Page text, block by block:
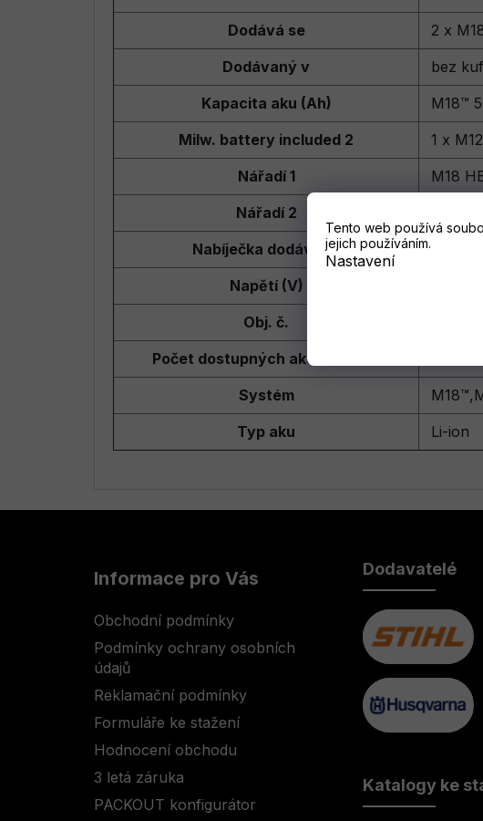
Tento web používá
jejich používáním.
Nastavení
Dodává se
2 x
Dodávaný v
bez
Kapacita aku (Ah)
M18™
Milw. battery included 2
1 x
Nářadí 1
M18
Nářadí 2
Nabíječka dodávano
Napětí (V)
Obj. č.
Počet dostupných akumulátorů
Systém
Typ aku
Li-ion
Informace pro Vás
Obchodní podmínky
Podmínky ochrany osobních
údajů
Reklamační podmínky
Formuláře ke stažení
Hodnocení obchodu
3 letá záruka
PACKOUT konfigurátor
Dodavatelé
Katalogy ke